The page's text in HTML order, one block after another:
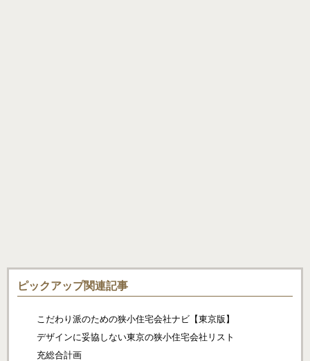
ピックアップ関連記事
こだわり派のための狭小住宅会社ナビ【東京版】
デザインに妥協しない東京の狭小住宅会社リスト
充総合計画